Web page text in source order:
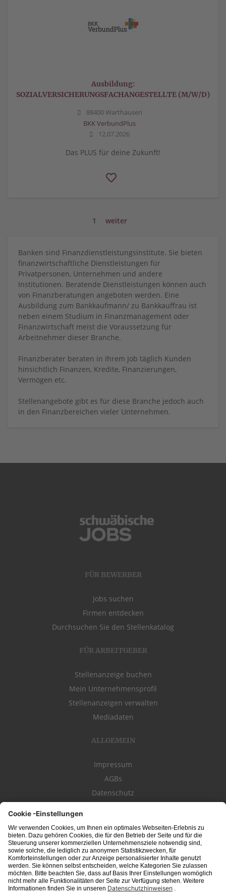
Ausbildung:
SOZIALVERSICHERUNGSFACHANGESTELLTE (M/W/D)
88400 Warthausen
BKK VerbundPlus
12.07.2026
Das PLUS für deine Zukunft!
1 weiter
Banken sind Finanzdienstleistungsinstitute. Sie bieten
finanzwirtschaftliche Dienstleistungen für
Privatpersonen, Unternehmen und andere
Institutionen. Beratende Dienstleistungen können auch
von Finanzberatungen angeboten werden. Eine
Ausbildung zum Bankkaufmann/ zu Bankkauffrau ist
neben einem Studium in Finanzmanagement oder
Finanzwirtschaft meist die Voraussetzung für
Arbeitnehmer dieser Branche.
Finanzberater beraten in Ihrem Job täglich Kunden
hinsichtlich Finanzen, Kredite, Finanzierungen,
Vermögen etc.
Stellenangebote gibt es für diese Branche jedoch auch
in den Finanzbereichen vieler Unternehmen.
FÜR BEWERBER
Jobs suchen
Firmen entdecken
Durchsuchen Sie den Stellenkatalog
FÜR ARBEITGEBER
Stellenanzeige buchen
Mein Unternehmensprofil
Stellenanzeigen verwalten
Mediadaten
ALLGEMEIN
Impressum
AGBs
Datenschutz
schwäbischeJOBS - die Stellenbörse für die RegionBodensee, Schwaben,
Ostalbund Allgäu. Alle Jobs im Süden!